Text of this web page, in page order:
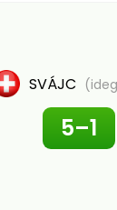
SVÁJC
5–1